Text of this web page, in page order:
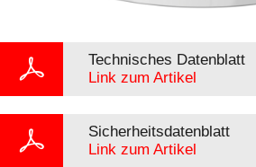
Technisches Datenblatt
Link zum Artikel
Sicherheitsdatenblatt
Link zum Artikel